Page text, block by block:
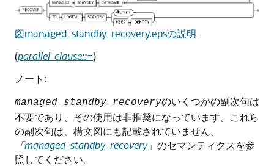
図managed_standby_recovery.epsの説明
(parallel_clause::=)
ノート:
managed_standby_recoveryのいくつかの副次句は
不要であり、その使用は非推奨になっています。これら
の副次句は、構文図にも記載されていません。
「managed_standby_recovery」のセマンティクスを参
照してください。